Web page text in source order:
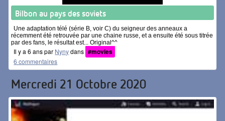
Bilbon au pays des soviets
Une adaptation télé (série B, voir C) du seigneur des anneaux a
récemment été retrouvée par une chaine russe, et a ensuite été sous titrée
par des fans, le résultat est... Original^^
Il y a 6 ans par Nynydans #movies
6 commentaires
Mercredi 21 Octobre 2020